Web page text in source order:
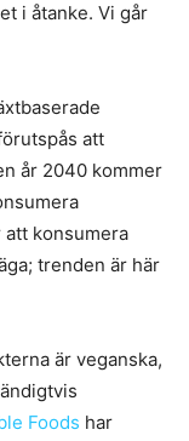
i åtanke. Vi går
att
år 2040 kommer
att konsumera
trenden är här
är veganska,
Foods har